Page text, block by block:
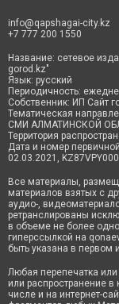
info@qapshagai-city.kz
+7 777 200 1550
Название: сетевое
gorod.kz"
Язык: русский
Периодичность:
Собственник: ИП Сайт
Тематическая
СМИ АЛМАТИНСКОЙ
Территория
Дата и номер
02.03.2021,
Все материалы,
материалов взятых с
аудио-,
ретранслированы
в объеме не более
гиперссылкой на
быть указана в первом
Любая перепечатка
или распространение
числе и на интернет-